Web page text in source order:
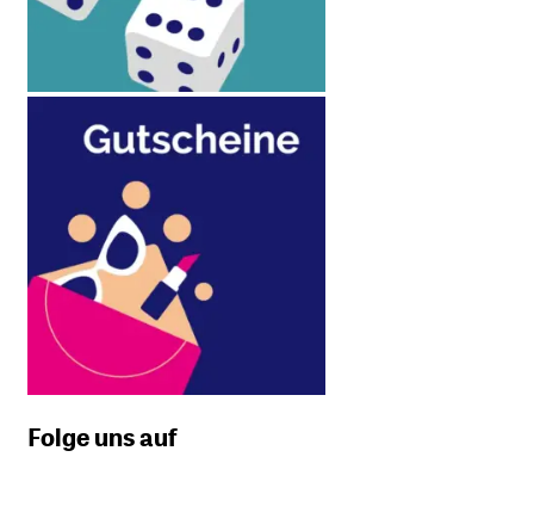
Folge uns auf